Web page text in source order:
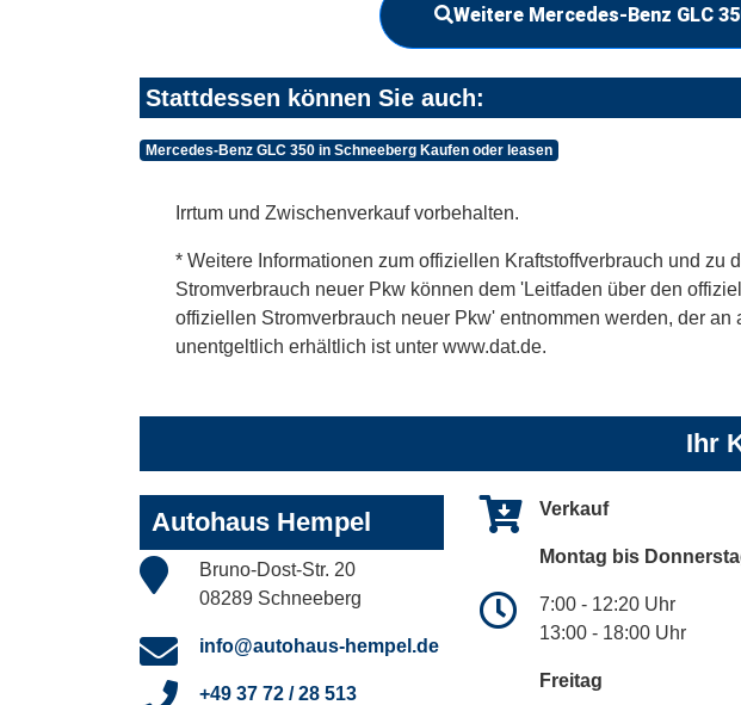
Weitere Mercedes-Benz GLC
Stattdessen können Sie auch:
Mercedes-Benz GLC 350 in Schneeberg Kaufen oder leasen
Irrtum und Zwischenverkauf vorbehalten.
* Weitere Informationen zum offiziellen Kraftstoffverbrauch und zu
Stromverbrauch neuer Pkw können dem 'Leitfaden über den
offiziellen Stromverbrauch neuer Pkw' entnommen werden, der
unentgeltlich erhältlich ist unter www.dat.de.
Ihr
Autohaus Hempel
Bruno-Dost-Str. 20
08289 Schneeberg
info@autohaus-hempel.de
+49 37 72 / 28 513
Verkauf
Montag bis
7:00 - 12:20 Uhr
13:00 - 18:00 Uhr
Freitag